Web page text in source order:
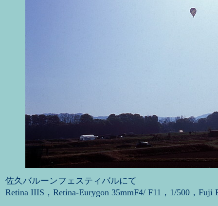
佐久バルーンフェスティバルにて
Retina IIIS，Retina-Eurygon 35mmF4/ F11，1/500，Fuji